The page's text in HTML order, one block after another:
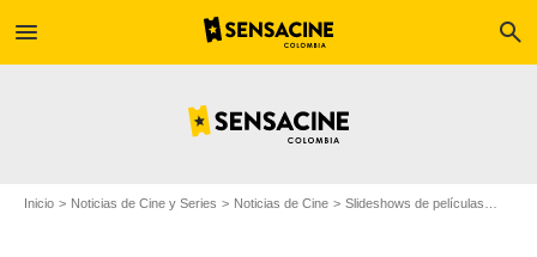
menu search
Inicio Noticias de Cine y Series Noticias de Cine Slideshows de películas